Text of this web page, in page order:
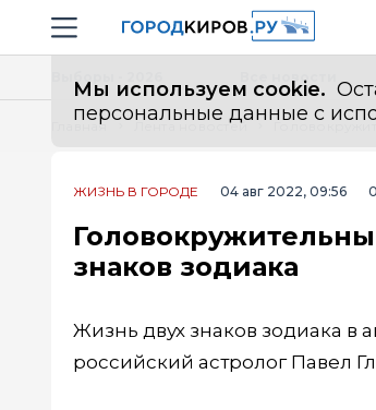
Навигация сайта
Мы используем cookie.
персональные данные с
Все новости
Главная Лента новостей
ЖИЗНЬ В ГОРОДЕ 04 авг 2022, 09:56
знаков зодиака
Жизнь двух знаков зодиака в
российский астролог Павел